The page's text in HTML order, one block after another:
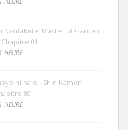
Naritakute! Master of Garden
01
HEURE
ni naku -Shin Kamen
80
HEURE